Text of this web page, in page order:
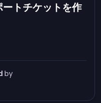
トチケットを作
by